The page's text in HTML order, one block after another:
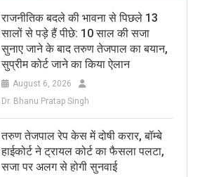
राजनीतिक बदले की भावना से पिछले 13
सालों से पड़े हैं पीछे: 10 साल की सजा
सुनाए जाने के बाद तरुण तेजपाल का बयान,
सुप्रीम कोर्ट जाने का किया ऐलान
August 6, 2026
Dr. Bhanu Pratap Singh
तरुण तेजपाल रेप केस में दोषी करार, बॉम्बे
हाईकोर्ट ने ट्रायल कोर्ट का फैसला पलटा,
सजा पर अलग से होगी सुनवाई